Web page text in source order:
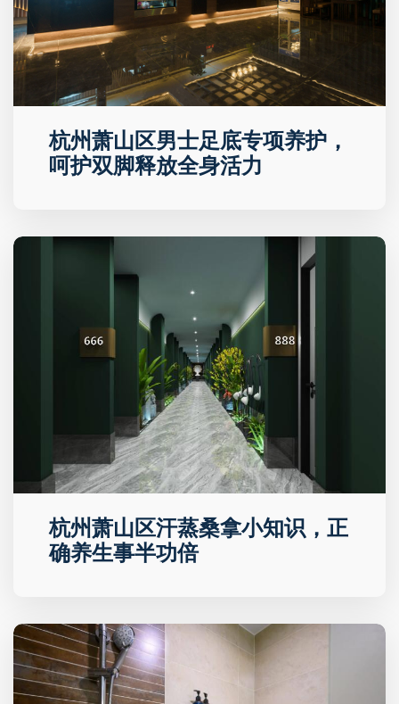
杭州萧山区男士足底专项养护，
呵护双脚释放全身活力
杭州萧山区汗蒸桑拿小知识，正
确养生事半功倍